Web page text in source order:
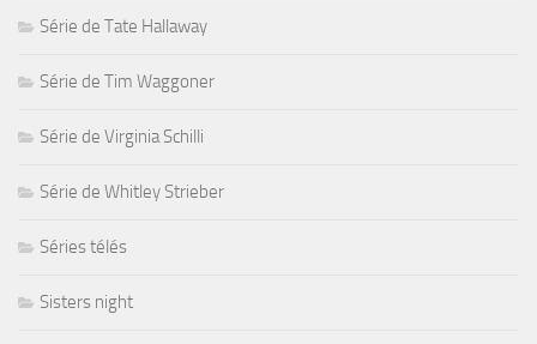
Série de Tate Hallaway
Série de Tim Waggoner
Série de Virginia Schilli
Série de Whitley Strieber
Séries télés
Sisters night